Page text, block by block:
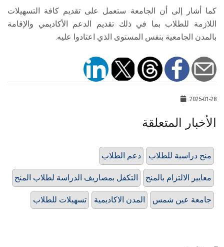
كما أشار إلى أن الجامعة ستعمل على تقديم كافة التسهيلات
اللازمة للطلاب بما في ذلك تقديم الدعم الأكاديمي والإقامة
بالمدن الجامعية بنفس المستوى الذي اعتادوا عليه.
2025-01-28
الأخبار المتعلقة
دعم الطلاب منح دراسية للطلاب
التكفل بمصاريف الدراسة لطلاب المنح معايير الالتزام بالمنح
تسهيلات للطلاب المدن الاكاديمية جامعة عين شمس